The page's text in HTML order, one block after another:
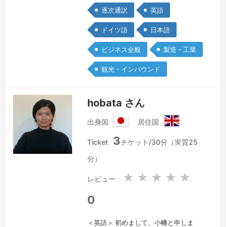
アNo.1」の技術力を誇るメーカー様が
多いため、自然と産業技術系が中心とな
り、また得意分野でもありますが、幅広
いお仕事に対応しています。続きを見
る »
逐次通訳 英語
ドイツ語 日本語
ビジネス全般 製造・工業
観光・インバウンド
hobata さん
出身国
本
居住国
ギ
Ticket 3チケット/30分（実質25
分）
レビュー ★ ★ ★ ★ ★
0
＜英語＞ 初めまして、小幡と申しま